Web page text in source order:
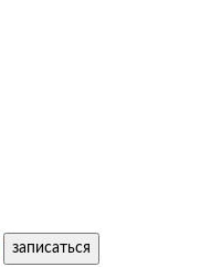
записаться